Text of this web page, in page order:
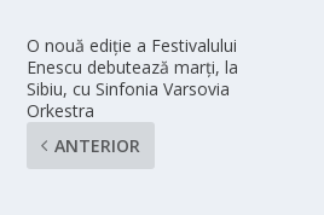
O nouă ediție a Festivalului
Enescu debutează marți, la
Sibiu, cu Sinfonia Varsovia
Orkestra
ANTERIOR